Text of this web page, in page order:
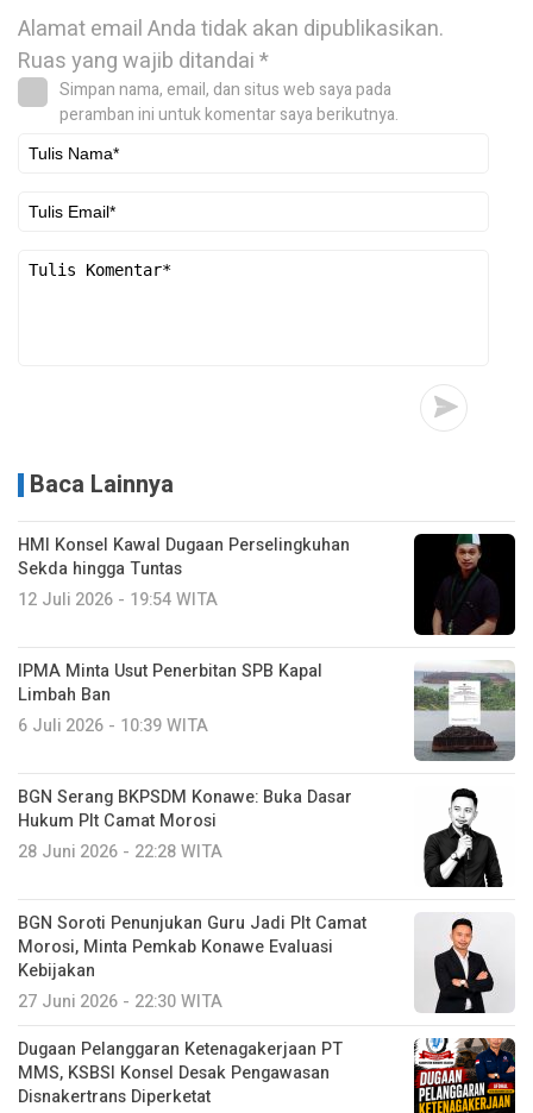
Alamat email Anda tidak akan dipublikasikan.
Ruas yang wajib ditandai*
Simpan nama, email, dan situs web saya pada
peramban ini untuk komentar saya berikutnya.
Baca Lainnya
HMI Konsel Kawal Dugaan Perselingkuhan
Sekda hingga Tuntas
12 Juli 2026 - 19:54 WITA
IPMA Minta Usut Penerbitan SPB Kapal
Limbah Ban
6 Juli 2026 - 10:39 WITA
BGN Serang BKPSDM Konawe: Buka Dasar
Hukum Plt Camat Morosi
28 Juni 2026 - 22:28 WITA
BGN Soroti Penunjukan Guru Jadi Plt Camat
Morosi, Minta Pemkab Konawe Evaluasi
Kebijakan
27 Juni 2026 - 22:30 WITA
Dugaan Pelanggaran Ketenagakerjaan PT
MMS, KSBSI Konsel Desak Pengawasan
Disnakertrans Diperketat